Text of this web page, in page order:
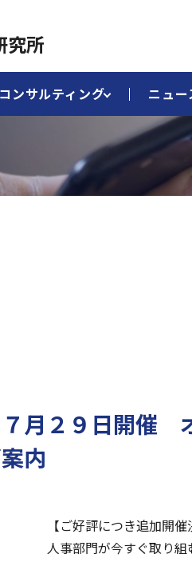
究所
コンサルティング ニュー
７月２９日開催
内
【ご好評につき追加開催
人事部門が今すぐ取り組